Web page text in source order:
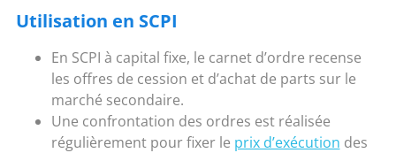
Utilisation en SCPI
En SCPI à capital fixe, le carnet d’ordre recense
les offres de cession et d’achat de parts sur le
marché secondaire.
Une confrontation des ordres est réalisée
régulièrement pour fixer le prix d’exécution des